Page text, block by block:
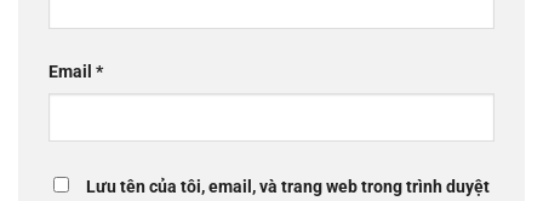
Email *
Lưu tên của tôi, email, và trang web trong trình duyệt